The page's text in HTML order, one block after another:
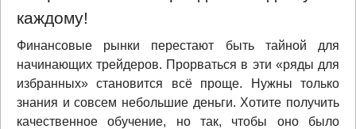
каждому!
Финансовые рынки перестают быть тайной для
начинающих трейдеров. Прорваться в эти «ряды для
избранных» становится всё проще. Нужны только
знания и совсем небольшие деньги. Хотите получить
качественное обучение, но так, чтобы оно было